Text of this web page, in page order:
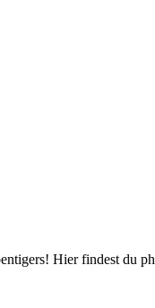
Hier findest du